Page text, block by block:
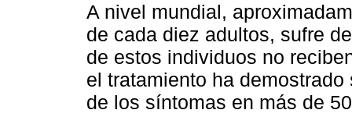
A nivel mundial,
de cada diez adultos, sufre
de estos individuos no
el tratamiento ha
de los síntomas en más de